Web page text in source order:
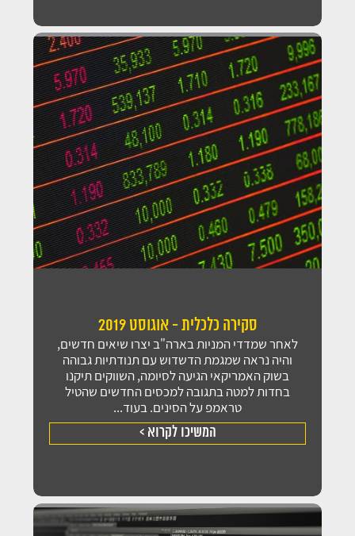
סקירה כלכלית - אוגוסט 2019
לאחר שמדדי המניות בארה"ב יצרו שיאים חדשים,
והיה נראה שמגמת הדשדוש עם תנודתיות גבוהה
בשוק האמריקאי הגיעה לסיומה, השווקים תיקנו
בחדות למטה בתגובה למכסים החדשים שהטיל
טראמפ על הסינים. בעוד...
המשיכו לקרוא >